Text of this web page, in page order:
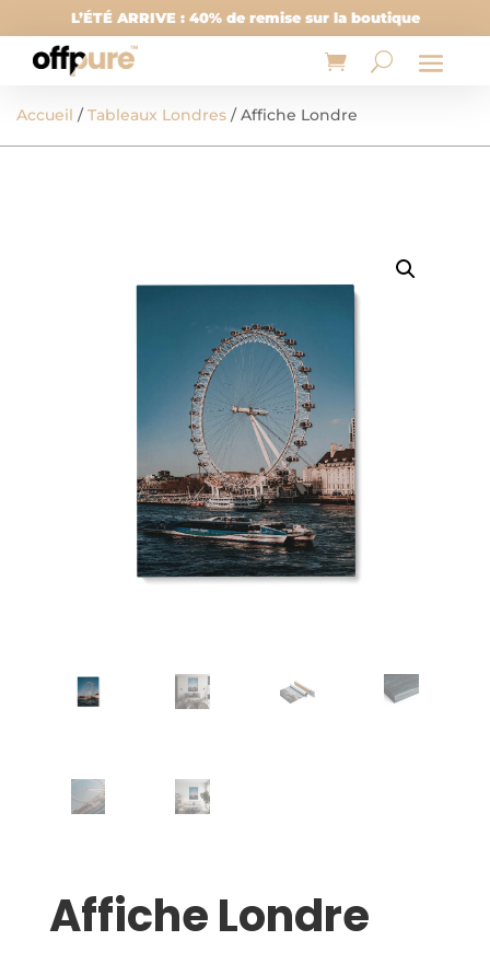
L’ÉTÉ ARRIVE : 40% de remise sur la boutique
Accueil /Tableaux Londres / Affiche Londre
Affiche Londre